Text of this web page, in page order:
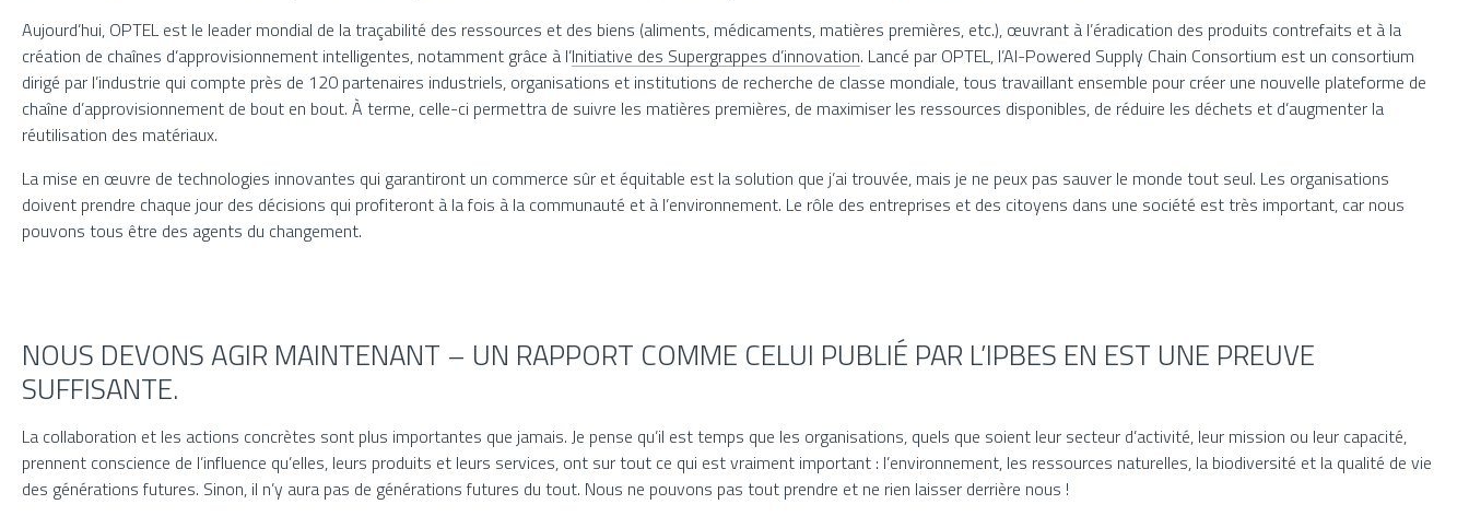
Aujourd’hui, OPTEL est le leader mondial de la traçabilité des ressources et des biens (aliments, médicaments, matières premières, etc.), œuvrant à l’éradication des produits contrefaits et à la
création de chaînes d’approvisionnement intelligentes, notamment grâce à l’Initiative des Supergrappes d’innovation. Lancé par OPTEL, l’AI-Powered Supply Chain Consortium est un consortium
dirigé par l’industrie qui compte près de 120 partenaires industriels, organisations et institutions de recherche de classe mondiale, tous travaillant ensemble pour créer une nouvelle plateforme de
chaîne d’approvisionnement de bout en bout. À terme, celle-ci permettra de suivre les matières premières, de maximiser les ressources disponibles, de réduire les déchets et d’augmenter la
réutilisation des matériaux.
La mise en œuvre de technologies innovantes qui garantiront un commerce sûr et équitable est la solution que j’ai trouvée, mais je ne peux pas sauver le monde tout seul. Les organisations
doivent prendre chaque jour des décisions qui profiteront à la fois à la communauté et à l’environnement. Le rôle des entreprises et des citoyens dans une société est très important, car nous
pouvons tous être des agents du changement.
NOUS DEVONS AGIR MAINTENANT – UN RAPPORT COMME CELUI PUBLIÉ PAR L’IPBES EN EST UNE PREUVE
SUFFISANTE.
La collaboration et les actions concrètes sont plus importantes que jamais. Je pense qu’il est temps que les organisations, quels que soient leur secteur d’activité, leur mission ou leur capacité,
prennent conscience de l’influence qu’elles, leurs produits et leurs services, ont sur tout ce qui est vraiment important : l’environnement, les ressources naturelles, la biodiversité et la qualité de vie
des générations futures. Sinon, il n’y aura pas de générations futures du tout. Nous ne pouvons pas tout prendre et ne rien laisser derrière nous !